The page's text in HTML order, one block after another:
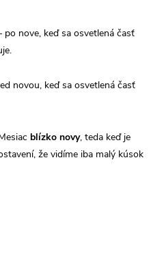
po nove, keď sa osvetlená časť
novou, keď sa osvetlená časť
blízko novy, teda keď je
že vidíme iba malý kúsok